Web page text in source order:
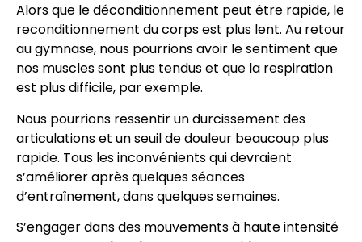
Alors que le déconditionnement peut être rapide, le
reconditionnement du corps est plus lent. Au retour
au gymnase, nous pourrions avoir le sentiment que
nos muscles sont plus tendus et que la respiration
est plus difficile, par exemple.
Nous pourrions ressentir un durcissement des
articulations et un seuil de douleur beaucoup plus
rapide. Tous les inconvénients qui devraient
s’améliorer après quelques séances
d’entraînement, dans quelques semaines.
S’engager dans des mouvements à haute intensité